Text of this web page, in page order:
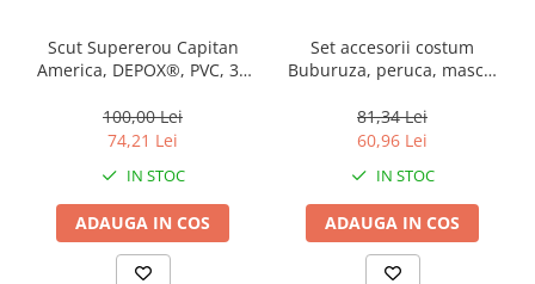
Orga electronica
Scut Supererou Capitan
America, DEPOX®, PVC, 30
100,00 Lei
74,21 Lei
IN STOC
ADAUGA IN COS
Set accesorii costum
Buburuza, peruca, masca,
81,34 Lei
60,96 Lei
IN STOC
ADAUGA IN COS